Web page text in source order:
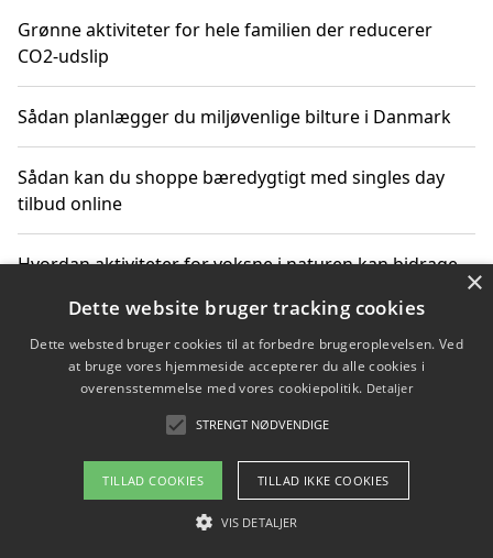
Grønne aktiviteter for hele familien der reducerer
CO2-udslip
Sådan planlægger du miljøvenlige bilture i Danmark
Sådan kan du shoppe bæredygtigt med singles day
tilbud online
Hvordan aktiviteter for voksne i naturen kan bidrage
Sådan planlægger du dine vigtige datoer for CO2-
reduktion
Copyright 2026 - Pilanto Aps
Om / kontakt
×
Dette website bruger tracking cookies
Dette websted bruger cookies til at forbedre brugeroplevelsen. Ved
at bruge vores hjemmeside accepterer du alle cookies i
overensstemmelse med vores cookiepolitik. Detaljer
STRENGT NØDVENDIGE
TILLAD COOKIES TILLAD IKKE COOKIES
VIS DETALJER